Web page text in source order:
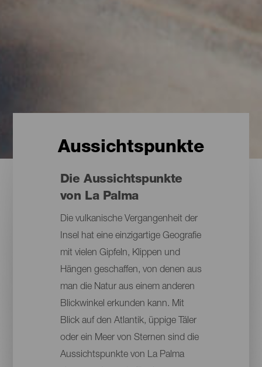
Aussichtspunkte
Die Aussichtspunkte
von La Palma
Die vulkanische Vergangenheit der
Insel hat eine einzigartige Geografie
mit vielen Gipfeln, Klippen und
Hängen geschaffen, von denen aus
man die Natur aus einem anderen
Blickwinkel erkunden kann. Mit
Blick auf den Atlantik, üppige Täler
oder ein Meer von Sternen sind die
Aussichtspunkte von La Palma